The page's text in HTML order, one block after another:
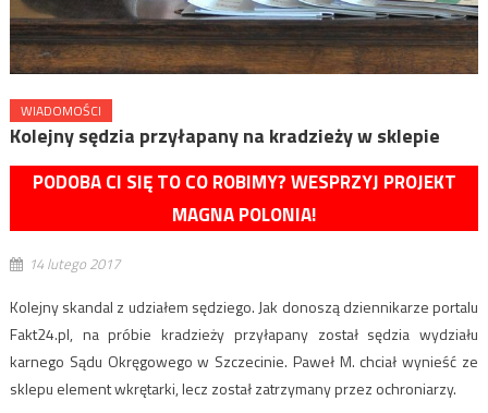
WIADOMOŚCI
Kolejny sędzia przyłapany na kradzieży w sklepie
PODOBA CI SIĘ TO CO ROBIMY? WESPRZYJ PROJEKT
MAGNA POLONIA!
14 lutego 2017
Kolejny skandal z udziałem sędziego. Jak donoszą dziennikarze portalu
Fakt24.pl, na próbie kradzieży przyłapany został sędzia wydziału
karnego Sądu Okręgowego w Szczecinie. Paweł M. chciał wynieść ze
sklepu element wkrętarki, lecz został zatrzymany przez ochroniarzy.